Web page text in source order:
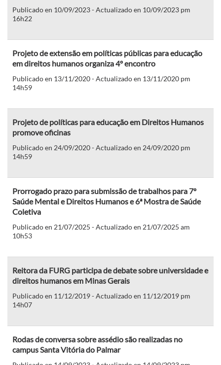
Publicado en 10/09/2023 - Actualizado en 10/09/2023 pm
16h22
Projeto de extensão em políticas públicas para educação
em direitos humanos organiza 4º encontro
Publicado en 13/11/2020 - Actualizado en 13/11/2020 pm
14h59
Projeto de políticas para educação em Direitos Humanos
promove oficinas
Publicado en 24/09/2020 - Actualizado en 24/09/2020 pm
14h59
Prorrogado prazo para submissão de trabalhos para 7º
Saúde Mental e Direitos Humanos e 6ª Mostra de Saúde
Coletiva
Publicado en 21/07/2025 - Actualizado en 21/07/2025 am
10h53
Reitora da FURG participa de debate sobre universidade e
direitos humanos em Minas Gerais
Publicado en 11/12/2019 - Actualizado en 11/12/2019 pm
14h07
Rodas de conversa sobre assédio são realizadas no
campus Santa Vitória do Palmar